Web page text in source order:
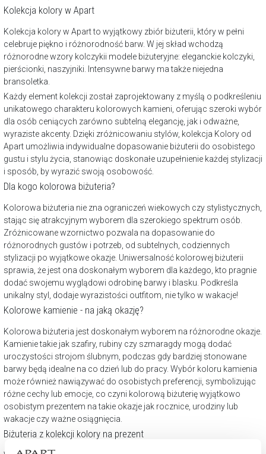
Kolekcja kolory w Apart
Kolekcja kolory w Apart to wyjątkowy zbiór biżuterii, który w pełni
celebruje piękno i różnorodność barw. W jej skład wchodzą
różnorodne wzory kolczykii modele biżuteryjne: eleganckie kolczyki,
pierścionki, naszyjniki. Intensywne barwy ma także niejedna
bransoletka.
Każdy element kolekcji został zaprojektowany z myślą o podkreśleniu
unikatowego charakteru kolorowych kamieni, oferując szeroki wybór
dla osób ceniących zarówno subtelną elegancję, jak i odważne,
wyraziste akcenty. Dzięki zróżnicowaniu stylów, kolekcja Kolory od
Apart umożliwia indywidualne dopasowanie biżuterii do osobistego
gustu i stylu życia, stanowiąc doskonałe uzupełnienie każdej stylizacji
i sposób, by wyrazić swoją osobowość.
Dla kogo kolorowa biżuteria?
Kolorowa biżuteria nie zna ograniczeń wiekowych czy stylistycznych,
stając się atrakcyjnym wyborem dla szerokiego spektrum osób.
Zróżnicowane wzornictwo pozwala na dopasowanie do
różnorodnych gustów i potrzeb, od subtelnych, codziennych
stylizacji po wyjątkowe okazje. Uniwersalność kolorowej biżuterii
sprawia, że jest ona doskonałym wyborem dla każdego, kto pragnie
dodać swojemu wyglądowi odrobinę barwy i blasku. Podkreśla
unikalny styl, dodaje wyrazistości outfitom, nie tylko w wakacje!
Kolorowe kamienie - na jaką okazję?
Kolorowa biżuteria jest doskonałym wyborem na różnorodne okazje.
Kamienie takie jak szafiry, rubiny czy szmaragdy mogą dodać
uroczystości strojom ślubnym, podczas gdy bardziej stonowane
barwy będą idealne na co dzień lub do pracy. Wybór koloru kamienia
może również nawiązywać do osobistych preferencji, symbolizując
różne cechy lub emocje, co czyni kolorową biżuterię wyjątkowo
osobistym prezentem na takie okazje jak rocznice, urodziny lub
wakacje czy ważne osiągnięcia.
Biżuteria z kolekcji kolory na prezent